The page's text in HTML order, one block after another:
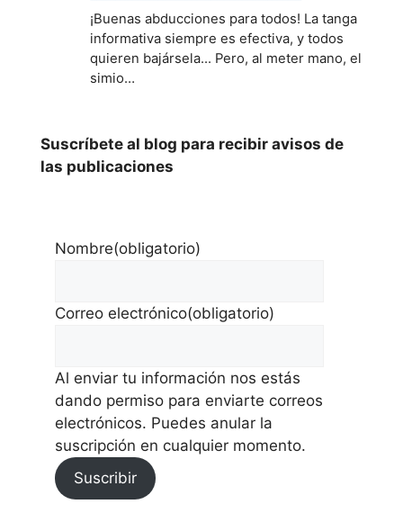
¡Buenas abducciones para todos! La tanga
informativa siempre es efectiva, y todos
quieren bajársela... Pero, al meter mano, el
simio…
Suscríbete al blog para recibir avisos de
las publicaciones
Nombre(obligatorio)
Correo electrónico(obligatorio)
Al enviar tu información nos estás
dando permiso para enviarte correos
electrónicos. Puedes anular la
suscripción en cualquier momento.
Suscribir